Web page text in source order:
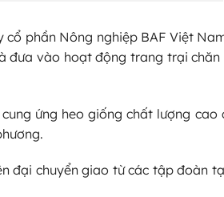
phần Nông nghiệp BAF Việt
đưa vào hoạt động trang trại
ứng heo giống chất lượng cao
đại chuyển giao từ các tập đoàn